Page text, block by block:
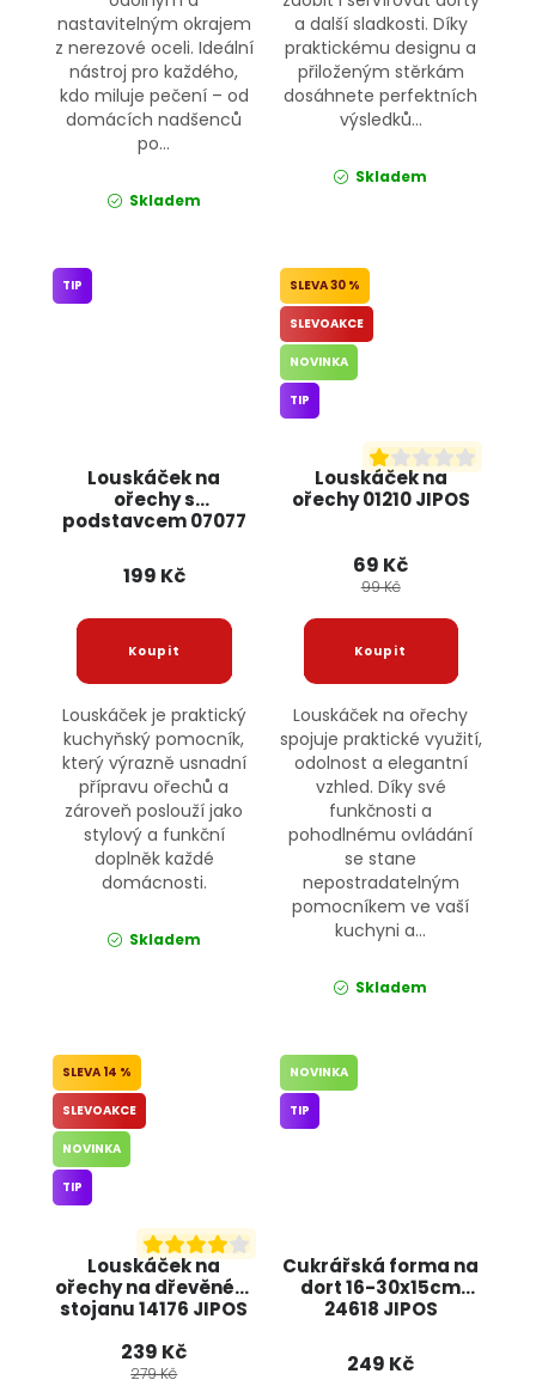
nastavitelným okrajem
z nerezové oceli. Ideální
nástroj pro každého,
kdo miluje pečení – od
domácích nadšenců
po...
Skladem
a další sladkosti. Díky
praktickému designu a
přiloženým stěrkám
dosáhnete perfektních
výsledků...
Skladem
Louskáček na
ořechy s
podstavcem 07077
TIP
199 Kč
Louskáček je praktický
kuchyňský pomocník,
který výrazně usnadní
přípravu ořechů a
zároveň poslouží jako
stylový a funkční
doplněk každé
domácnosti.
Skladem
Louskáček na
ořechy 01210 JIPOS
30 %
SLEVOAKCE
NOVINKA
TIP
69 Kč
99 Kč
Louskáček na ořechy
spojuje praktické využití,
odolnost a elegantní
vzhled. Díky své
funkčnosti a
pohodlnému ovládání
se stane
nepostradatelným
pomocníkem ve vaší
kuchyni a...
Skladem
Louskáček na
ořechy na dřevěném
stojanu 14176 JIPOS
14 %
SLEVOAKCE
NOVINKA
TIP
239 Kč
279 Kč
Cukrářská forma na
dort 16-30x15cm
24618 JIPOS
NOVINKA
TIP
249 Kč